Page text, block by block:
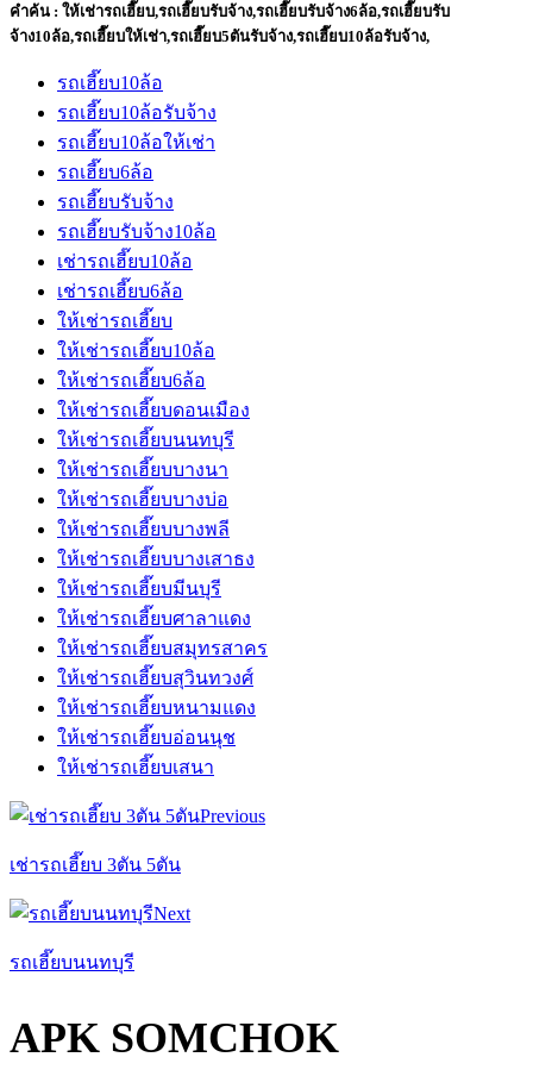
คำค้น : ให้เช่ารถเฮี๊ยบ,รถเฮี๊ยบรับจ้าง,รถเฮี๊ยบรับจ้าง6ล้อ,รถเฮี๊ยบรับ
จ้าง10ล้อ,รถเฮี๊ยบให้เช่า,รถเฮี๊ยบ5ตันรับจ้าง,รถเฮี๊ยบ10ล้อรับจ้าง,
รถเฮี๊ยบ10ล้อ
รถเฮี๊ยบ10ล้อรับจ้าง
รถเฮี๊ยบ10ล้อให้เช่า
รถเฮี๊ยบ6ล้อ
รถเฮี๊ยบรับจ้าง
รถเฮี๊ยบรับจ้าง10ล้อ
เช่ารถเฮี๊ยบ10ล้อ
เช่ารถเฮี๊ยบ6ล้อ
ให้เช่ารถเฮี๊ยบ
ให้เช่ารถเฮี๊ยบ10ล้อ
ให้เช่ารถเฮี๊ยบ6ล้อ
ให้เช่ารถเฮี๊ยบดอนเมือง
ให้เช่ารถเฮี๊ยบนนทบุรี
ให้เช่ารถเฮี๊ยบบางนา
ให้เช่ารถเฮี๊ยบบางบ่อ
ให้เช่ารถเฮี๊ยบบางพลี
ให้เช่ารถเฮี๊ยบบางเสาธง
ให้เช่ารถเฮี๊ยบมีนบุรี
ให้เช่ารถเฮี๊ยบศาลาแดง
ให้เช่ารถเฮี๊ยบสมุทรสาคร
ให้เช่ารถเฮี๊ยบสุวินทวงศ์
ให้เช่ารถเฮี๊ยบหนามแดง
ให้เช่ารถเฮี๊ยบอ่อนนุช
ให้เช่ารถเฮี๊ยบเสนา
Previous
เช่ารถเฮี๊ยบ 3ตัน 5ตัน
Next
รถเฮี๊ยบนนทบุรี
APK SOMCHOK